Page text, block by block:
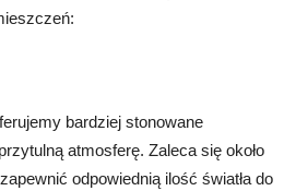
bardziej stonowane
atmosferę. Zaleca się około
odpowiednią ilość światła do